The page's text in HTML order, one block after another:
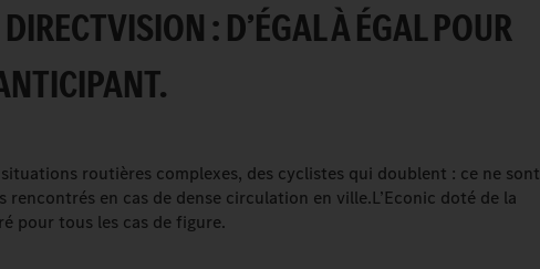
DIRECTVISION : D’ÉGAL À ÉGAL POUR
routières complexes, des cyclistes qui doublent : ce ne sont
rencontrés en cas de dense circulation en ville.L’Econic doté de la
pour tous les cas de figure.